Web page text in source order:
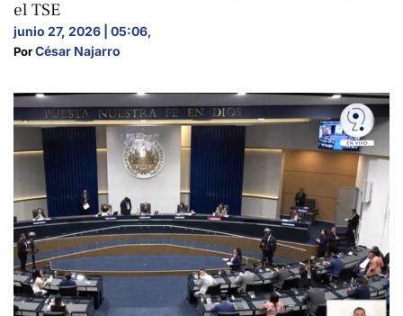
el TSE
junio 27, 2026 | 05:06,
Por César Najarro